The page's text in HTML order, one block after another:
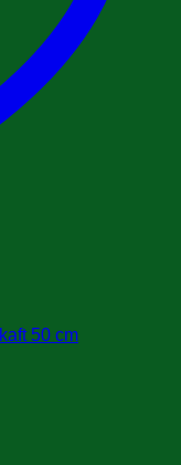
50 cm